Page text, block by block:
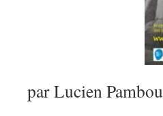
par Lucien Pambou